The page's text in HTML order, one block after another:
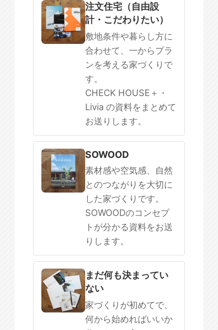
注文住宅（自由設
計・こだわりたい）
敷地条件や暮らし方に
合わせて、一からプラ
ンを考える家づくりで
す。
CHECK HOUSE＋・
Livia の資料をまとめて
お送りします。
SOWOOD
素材感や空気感、自然
とのつながりを大切に
した家づくりです。
SOWOODのコンセプ
トが分かる資料をお送
りします。
まだ何も決まってい
ない
家づくりが初めてで、
何から始めればいいか